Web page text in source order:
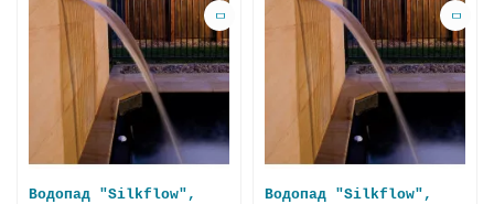
Водопад "Silkflow",
Водопад "Silkflow",